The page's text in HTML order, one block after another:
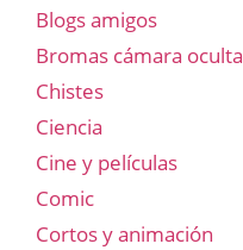
Blogs amigos
Bromas cámara oculta
Chistes
Ciencia
Cine y películas
Comic
Cortos y animación